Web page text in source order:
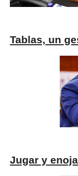
Tablas, un
Jugar y